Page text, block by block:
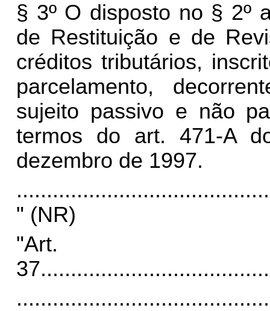
§ 3º O disposto no § 2º
de Restituição e de
créditos tributários,
parcelamento,
sujeito passivo e não
termos do art. 471-A
dezembro de 1997.
" (NR)
"Art.
37.